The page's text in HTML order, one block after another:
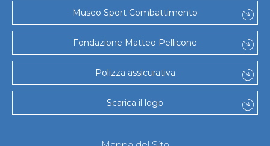
Museo Sport Combattimento
Fondazione Matteo Pellicone
Polizza assicurativa
Scarica il logo